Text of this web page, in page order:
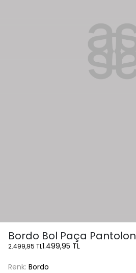
Bordo Bol Paça Pantolon
2.499,95 TL1.499,95 TL
Renk: Bordo